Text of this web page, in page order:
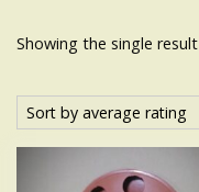
Showing the single result